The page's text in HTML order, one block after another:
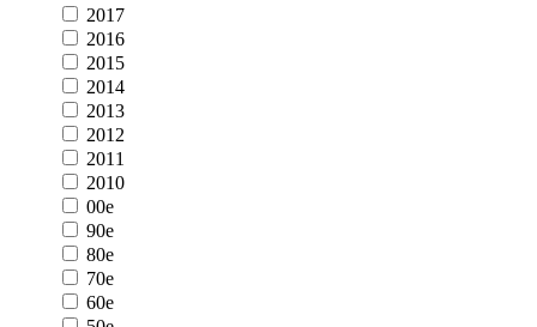
2017
2016
2015
2014
2013
2012
2011
2010
00e
90e
80e
70e
60e